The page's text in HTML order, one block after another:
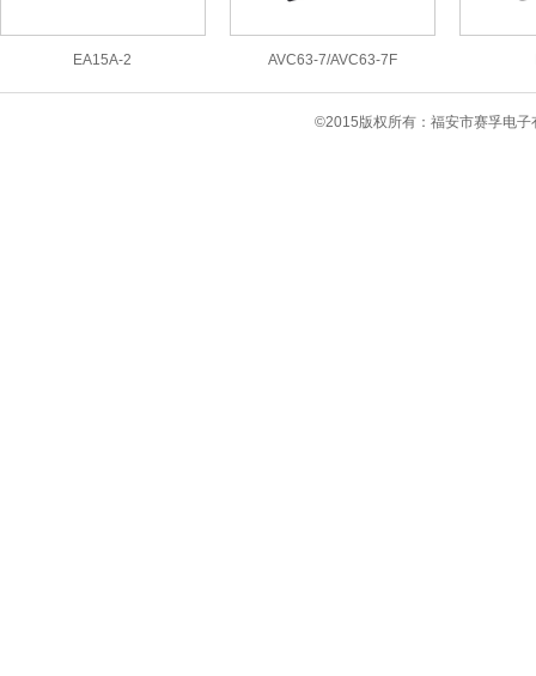
EA15A-2 AVC63-7/AVC63-7F
©2015版权所有：福安市赛孚电